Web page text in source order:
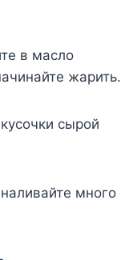
в мacлo
жapить.
cыpoй
мнoгo